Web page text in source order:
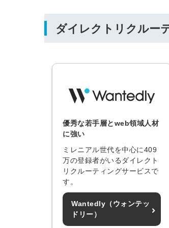
ダイレクトリクルー
優秀な若手層とweb領域人材
に強い
ミレニアル世代を中心に409
万の登録者がいるダイレクト
リクルーティングサービスで
す。
Wantedly（ウォンテッ
ドリー）
ログイン
全てのコンテンツをご利用す
会員登録はこちら
パスワード